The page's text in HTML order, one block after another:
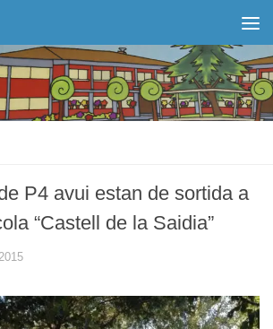
P4 avui estan de sortida a
“Castell de la Saidia”